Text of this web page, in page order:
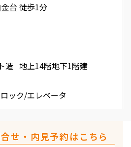
台 徒歩1分
造 地上14階地下1階建
ック/エレベータ
せ・内見予約はこちら